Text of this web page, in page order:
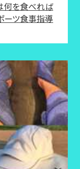
何を食べれば
ーツ食事指導